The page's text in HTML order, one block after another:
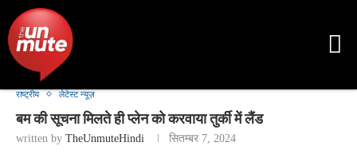
राष्ट्रीय लेटेस्ट न्यूज़
बम की सूचना मिलते ही प्लेन को करवाया तुर्की में लैंड
written by TheUnmuteHindi सितम्बर 7, 2024